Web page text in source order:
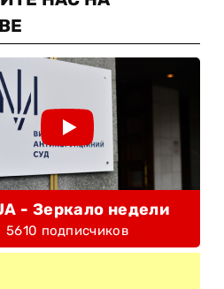
- Зеркало недели
5610 подписчиков